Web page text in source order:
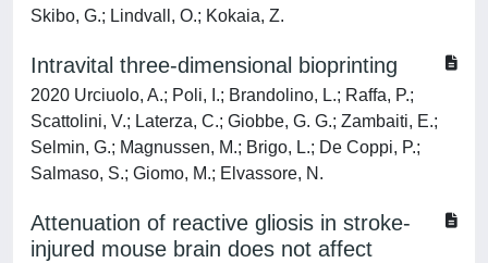
Skibo, G.; Lindvall, O.; Kokaia, Z.
Intravital three-dimensional bioprinting
2020 Urciuolo, A.; Poli, I.; Brandolino, L.; Raffa, P.;
Scattolini, V.; Laterza, C.; Giobbe, G. G.; Zambaiti, E.;
Selmin, G.; Magnussen, M.; Brigo, L.; De Coppi, P.;
Salmaso, S.; Giomo, M.; Elvassore, N.
Attenuation of reactive gliosis in stroke-
injured mouse brain does not affect